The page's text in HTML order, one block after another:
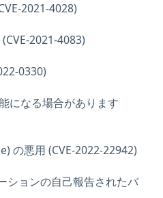
2021-4028)
2021-4083)
0330)
になる場合があります
の悪用 (CVE-2022-22942)
ションの自己報告されたバ